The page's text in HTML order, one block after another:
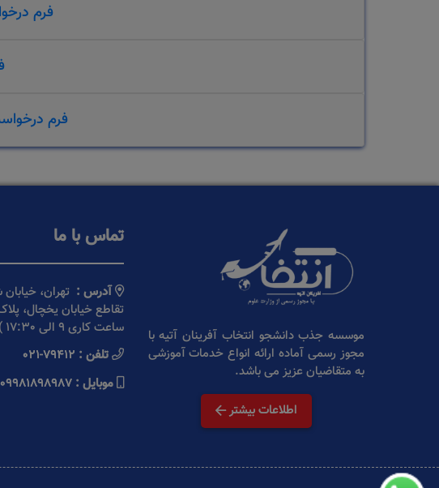
فرم
فرم
موسسه جذب دانشجو انتخاب آفرینان آتیه با
مجوز رسمی آماده ارائه انواع خدمات آموزشی
به متقاضیان عزیز می باشد.
اطلاعات بیشتر
تماس با ما
آدرس : تهران،
ساعت کاری 9 الی 17:30 )
تلفن : 021-79412
موبایل : 09981898987